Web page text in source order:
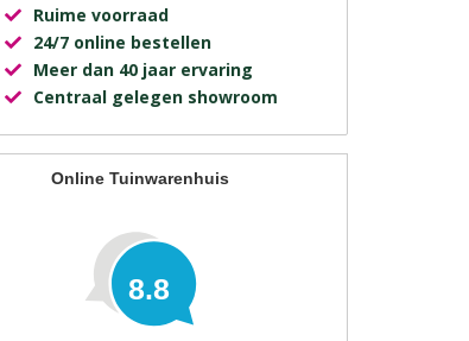
Ruime voorraad
24/7 online bestellen
Meer dan 40 jaar ervaring
Centraal gelegen showroom
Online Tuinwarenhuis
8.8